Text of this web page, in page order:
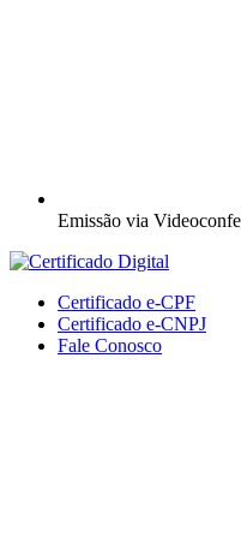
Emissão via
Certificado e-CPF
Certificado e-CNPJ
Fale Conosco